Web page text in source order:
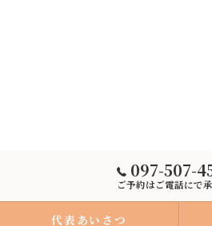
097-507-
ご予約はご電話にで
代表あいさつ